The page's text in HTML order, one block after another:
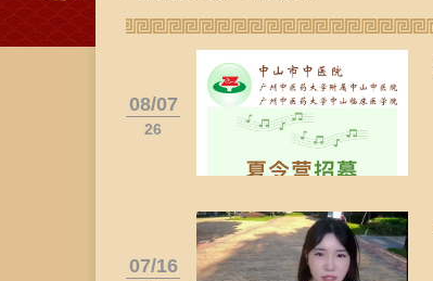
08/07
26
07/16